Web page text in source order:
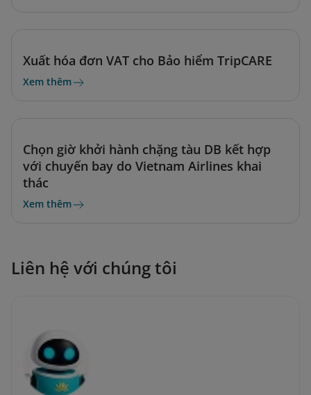
Xuất hóa đơn VAT cho Bảo hiểm TripCARE
Xem thêm
Chọn giờ khởi hành chặng tàu DB kết hợp
với chuyến bay do Vietnam Airlines khai
thác
Xem thêm
Liên hệ với chúng tôi